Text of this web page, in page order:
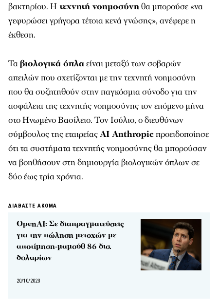
βακτηρίου. Η τεχνητή νοημοσύνηθα μπορούσε «να
γεφυρώσει γρήγορα τέτοια κενά γνώσης», ανέφερε η
έκθεση.
Ταβιολογικά όπλαείναι μεταξύ των σοβαρών
απειλών που σχετίζονται με την τεχνητή νοημοσύνη
που θα συζητηθούν στην παγκόσμια σύνοδο για την
ασφάλεια της τεχνητής νοημοσύνης τον επόμενο μήνα
στο Ηνωμένο Βασίλειο. Τον Ιούλιο, ο διευθύνων
σύμβουλος της εταιρείαςAI Anthropicπροειδοποίησε
ότι τα συστήματα τεχνητής νοημοσύνης θα μπορούσαν
να βοηθήσουν στη δημιουργία βιολογικών όπλων σε
δύο έως τρία χρόνια.
ΔΙΑΒΑΣΤΕ ΑΚΟΜΑ
OpenAI: Σε διαπραγματεύσεις
για την πώληση μετοχών με
αποτίμηση-μαμούθ 86 δισ.
δολαρίων
20/10/2023